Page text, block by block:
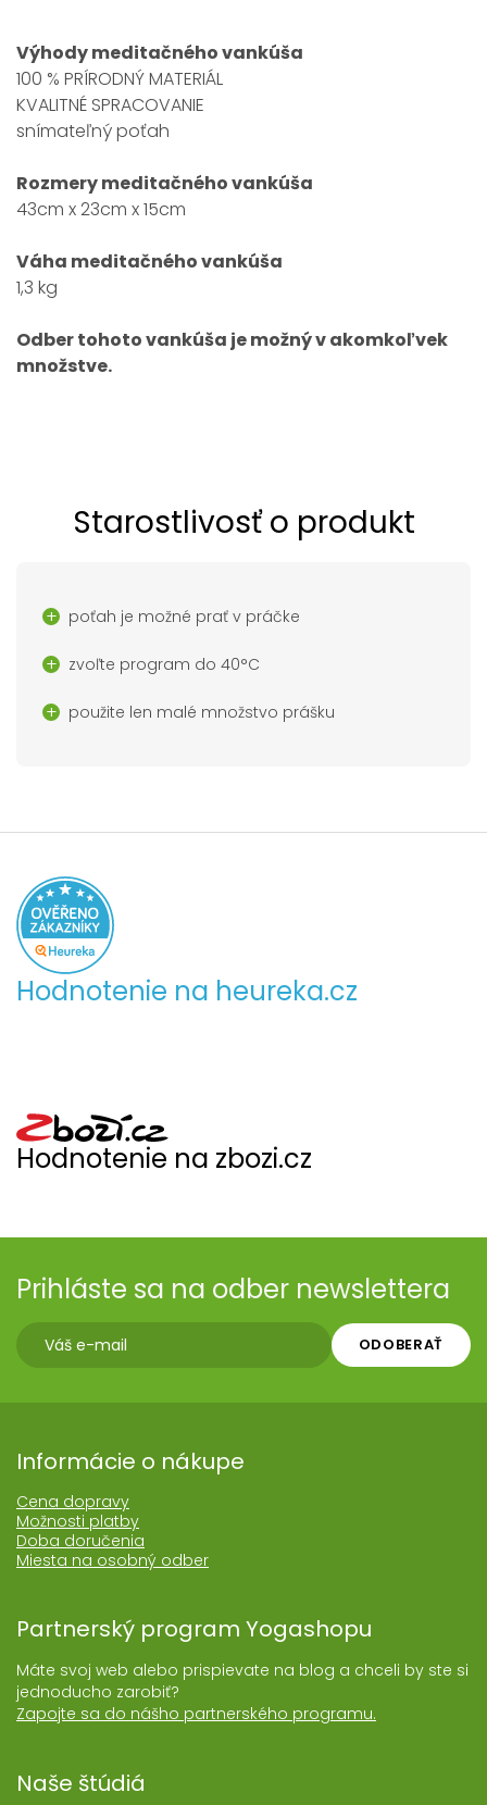
Výhody meditačného vankúša
100 % PRÍRODNÝ MATERIÁL
KVALITNÉ SPRACOVANIE
snímateľný poťah
Rozmery meditačného vankúša
43cm x 23cm x 15cm
Váha meditačného vankúša
1,3 kg
Odber tohoto vankúša je možný v akomkoľvek
množstve.
Starostlivosť o produkt
poťah je možné prať v práčke
zvoľte program do 40°C
použite len malé množstvo prášku
Hodnotenie na heureka.cz
Hodnotenie na zbozi.cz
Prihláste sa na odber newslettera
ODOBERAŤ
Informácie o nákupe
Cena dopravy
Možnosti platby
Doba doručenia
Miesta na osobný odber
Partnerský program Yogashopu
Máte svoj web alebo prispievate na blog a chceli by ste si
jednoducho zarobiť?
Zapojte sa do nášho partnerského programu.
Naše štúdiá